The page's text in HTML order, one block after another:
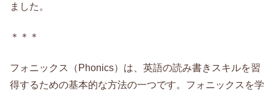
ました。
＊＊＊
フォニックス（Phonics）は、英語の読み書きスキルを習
得するための基本的な方法の一つです。フォニックスを学